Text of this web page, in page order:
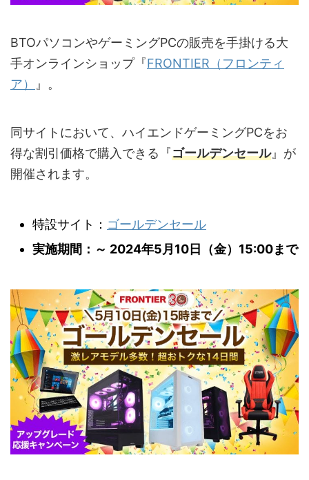
BTOパソコンやゲーミングPCの販売を手掛ける大
手オンラインショップ『FRONTIER（フロンティ
ア）
』。
同サイトにおいて、ハイエンドゲーミングPCをお
得な割引価格で購入できる『ゴールデンセール』が
開催されます。
特設サイト： ゴールデンセール
実施期間：～ 2024年5月10日（金）15:00まで